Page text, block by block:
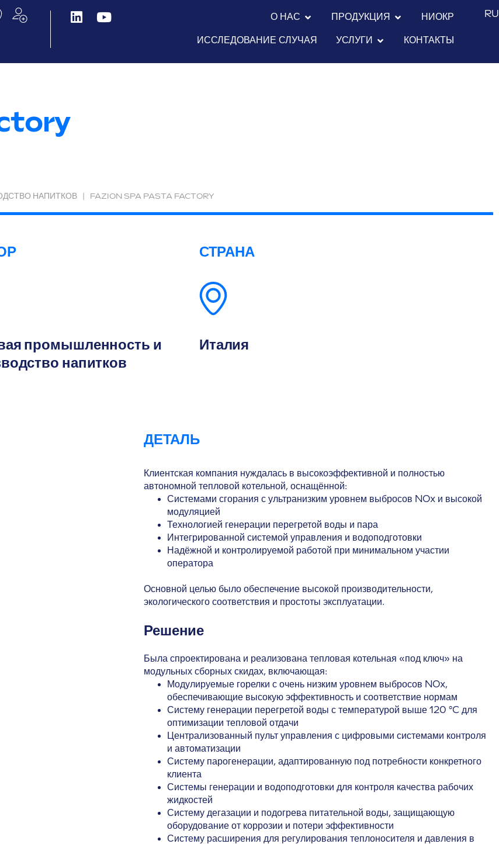
О НАС ПРОДУКЦИЯ НИОКР
ИССЛЕДОВАНИЕ СЛУЧАЯ УСЛУГИ КОНТАКТЫ
RU
НАПИТКОВ FAZION SPA PASTA FACTORY
промышленность и
напитков
СТРАНА
Италия
ДЕТАЛЬ
Клиентская компания нуждалась в высокоэффективной и полностью
автономной тепловой котельной, оснащённой:
Системами сгорания с ультранизким уровнем выбросов NOx и высокой
модуляцией
Технологией генерации перегретой воды и пара
Интегрированной системой управления и водоподготовки
Надёжной и контролируемой работой при минимальном участии
оператора
Основной целью было обеспечение высокой производительности,
экологического соответствия и простоты эксплуатации.
Решение
Была спроектирована и реализована тепловая котельная «под ключ» на
модульных сборных скидах, включающая:
Модулируемые горелки с очень низким уровнем выбросов NOx,
обеспечивающие высокую эффективность и соответствие нормам
Систему генерации перегретой воды с температурой выше 120 °C для
оптимизации тепловой отдачи
Централизованный пульт управления с цифровыми системами контроля
и автоматизации
Систему парогенерации, адаптированную под потребности конкретного
клиента
Системы генерации и водоподготовки для контроля качества рабочих
жидкостей
Систему дегазации и подогрева питательной воды, защищающую
оборудование от коррозии и потери эффективности
Систему расширения для регулирования теплоносителя и давления в